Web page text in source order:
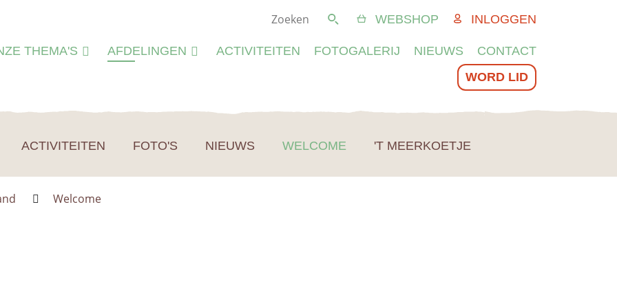
Zoeken
THEMA'S AFDELINGEN ACTIVITEITEN FOTOGALERIJ NIEUWS
CONTACT
WORD LID
WEBSHOP INLOGGEN
ACTIVITEITEN FOTO'S NIEUWS WELCOME 'T MEERKOETJE
Welcome